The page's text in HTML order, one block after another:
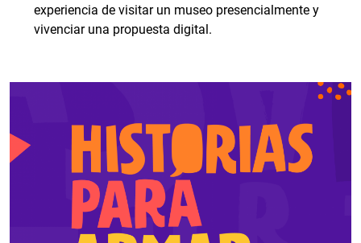
experiencia de visitar un museo presencialmente y
vivenciar una propuesta digital.